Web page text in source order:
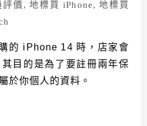
的 iPhone 14 時，店家會
目的是為了要註冊兩年保
於你個人的資料。